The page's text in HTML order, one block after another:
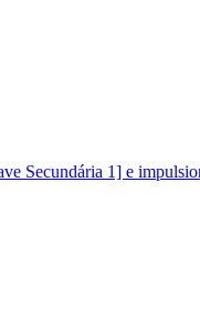
Secundária 1] e